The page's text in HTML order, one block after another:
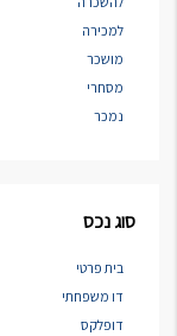
למכירה
מושכר
מסחרי
נמכר
סוג נכס
בית פרטי
דו משפחתי
דופלקס